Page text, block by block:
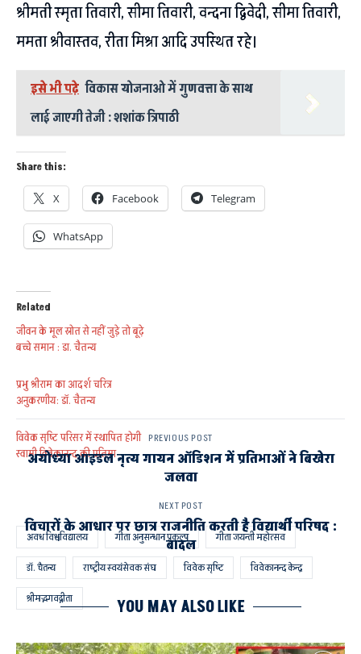
श्रीमती स्मृता तिवारी, सीमा तिवारी, वन्दना द्विवेदी, सीमा तिवारी,
ममता श्रीवास्तव, रीता मिश्रा आदि उपस्थित रहे।
इसे भी पढ़े विकास योजनाओ में गुणवत्ता के साथ
लाई जाएगी तेजी : शशांक त्रिपाठी
Share this:
X Facebook Telegram
WhatsApp
Related
जीवन के मूल स्रोत से नहीं जुड़े तो बूढ़े
बच्चे समान : डा. चैतन्य
प्रभु श्रीराम का आदर्श चरित्र
अनुकरणीय: डाॅ. चैतन्य
विवेक सृष्टि परिसर में स्थापित होगी
स्वामी विवेकानन्द की प्रतिमा
अवध विश्वविद्यालय गीता अनुसन्धान प्रकल्प गीता जयन्ती महोत्सव
डॉ. चैतन्य राष्ट्रीय स्वयंसेवक संघ विवेक सृष्टि विवेकानन्द केन्द्र
श्रीमद्भगवद्गीता
PREVIOUS POST
अयोध्या आइडल नृत्य गायन ऑडिशन में प्रतिभाओं ने बिखेरा
जलवा
NEXT POST
विचारों के आधार पर छात्र राजनीति करती है विद्यार्थी परिषद :
बादल
YOU MAY ALSO LIKE